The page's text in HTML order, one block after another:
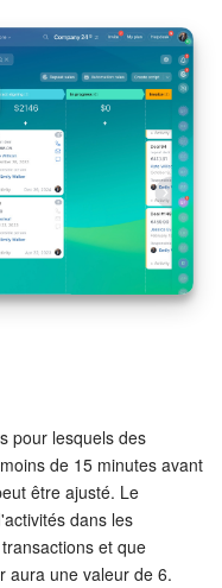
les RH
pour lesquels des
de 15 minutes avant
être ajusté. Le
dans les
et que
aura une valeur de 6.